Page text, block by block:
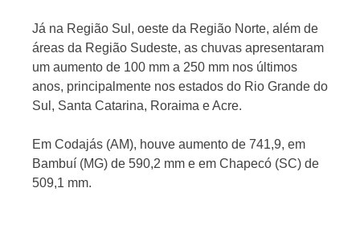
Já na Região Sul, oeste da Região Norte, além de
áreas da Região Sudeste, as chuvas apresentaram
um aumento de 100 mm a 250 mm nos últimos
anos, principalmente nos estados do Rio Grande do
Sul, Santa Catarina, Roraima e Acre.
Em Codajás (AM), houve aumento de 741,9, em
Bambuí (MG) de 590,2 mm e em Chapecó (SC) de
509,1 mm.